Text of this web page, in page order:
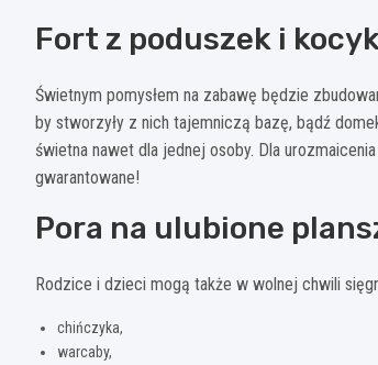
Fort z poduszek i
Świetnym pomysłem na zabawę będzie
by stworzyły z nich tajemniczą bazę, bądź
świetna nawet dla jednej osoby. Dla
gwarantowane!
Pora na ulubione
Rodzice i dzieci mogą także w wolnej chwili
chińczyka,
warcaby,